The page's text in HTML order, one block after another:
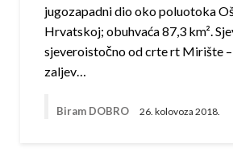
jugozapadni dio oko poluotoka
Hrvatskoj; obuhvaća 87,3 km².
sjeveroistočno od crte rt Mirište
zaljev…
Biram DOBRO 26. kolovoza 2018.